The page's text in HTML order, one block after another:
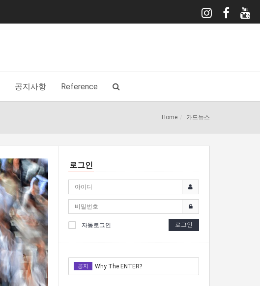
공지사항 Reference
Home 카드뉴스
로그인
자동로그인 로그인
공지 Why The ENTER?